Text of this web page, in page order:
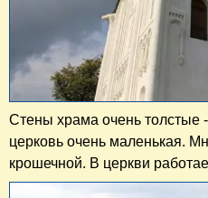
Стены храма очень толстые
церковь очень маленькая.
крошечной. В церкви